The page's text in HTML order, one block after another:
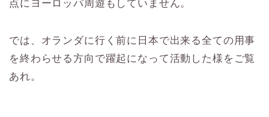
点にヨーロッパ周遊もしていません。
では、オランダに行く前に日本で出来る全ての用事
を終わらせる方向で躍起になって活動した様をご覧
あれ。